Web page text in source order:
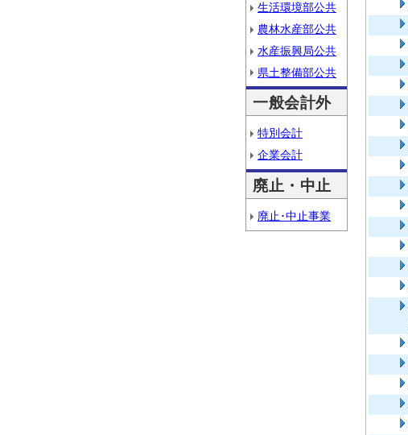
生活環境部公共
農林水産部公共
水産振興局公共
県土整備部公共
一般会計外
特別会計
企業会計
廃止・中止
廃止･中止事業